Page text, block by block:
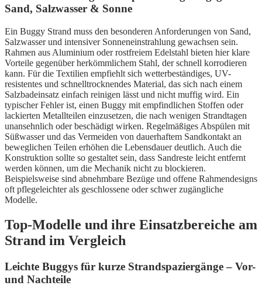
Sand, Salzwasser & Sonne
Ein Buggy Strand muss den besonderen Anforderungen von Sand,
Salzwasser und intensiver Sonneneinstrahlung gewachsen sein.
Rahmen aus Aluminium oder rostfreiem Edelstahl bieten hier klare
Vorteile gegenüber herkömmlichem Stahl, der schnell korrodieren
kann. Für die Textilien empfiehlt sich wetterbeständiges, UV-
resistentes und schnelltrocknendes Material, das sich nach einem
Salzbadeinsatz einfach reinigen lässt und nicht muffig wird. Ein
typischer Fehler ist, einen Buggy mit empfindlichen Stoffen oder
lackierten Metallteilen einzusetzen, die nach wenigen Strandtagen
unansehnlich oder beschädigt wirken. Regelmäßiges Abspülen mit
Süßwasser und das Vermeiden von dauerhaftem Sandkontakt an
beweglichen Teilen erhöhen die Lebensdauer deutlich. Auch die
Konstruktion sollte so gestaltet sein, dass Sandreste leicht entfernt
werden können, um die Mechanik nicht zu blockieren.
Beispielsweise sind abnehmbare Bezüge und offene Rahmendesigns
oft pflegeleichter als geschlossene oder schwer zugängliche
Modelle.
Top-Modelle und ihre Einsatzbereiche am
Strand im Vergleich
Leichte Buggys für kurze Strandspaziergänge – Vor-
und Nachteile